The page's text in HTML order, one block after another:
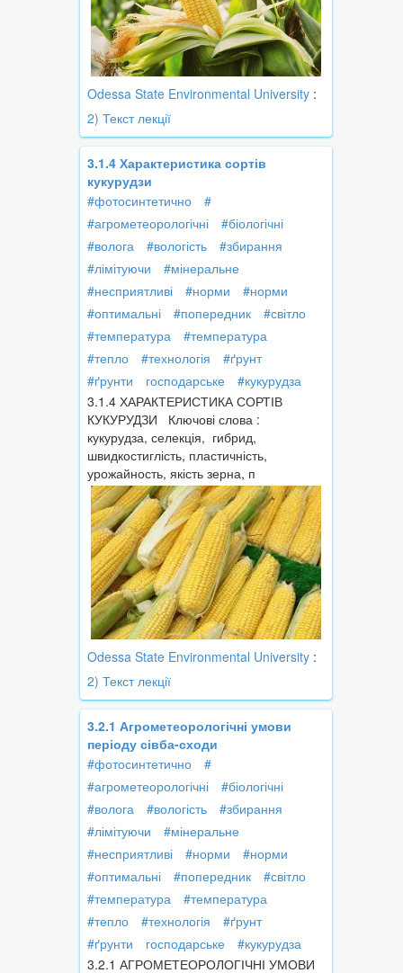
Odessa State Environmental University :
2) Текст лекції
3.1.4 Характеристика сортів
кукурудзи
#фотосинтетично
#
#агрометеорологічні
#біологічні
#волога
#вологість
#збирання
#лімітуючи
#мінеральне
#несприятливі
#норми
#норми
#оптимальні
#попередник
#світло
#температура
#температура
#тепло
#технологія
#ґрунт
#ґрунти
господарське
#кукурудза
3.1.4 ХАРАКТЕРИСТИКА СОРТІВ
КУКУРУДЗИ Ключові слова :
кукурудза, селекція, гибрид,
швидкостиглість, пластичність,
урожайность, якість зерна, п
Odessa State Environmental University :
2) Текст лекції
3.2.1 Агрометеорологічні умови
періоду сівба-сходи
#фотосинтетично
#
#агрометеорологічні
#біологічні
#волога
#вологість
#збирання
#лімітуючи
#мінеральне
#несприятливі
#норми
#норми
#оптимальні
#попередник
#світло
#температура
#температура
#тепло
#технологія
#ґрунт
#ґрунти
господарське
#кукурудза
3.2.1 АГРОМЕТЕОРОЛОГІЧНІ УМОВИ